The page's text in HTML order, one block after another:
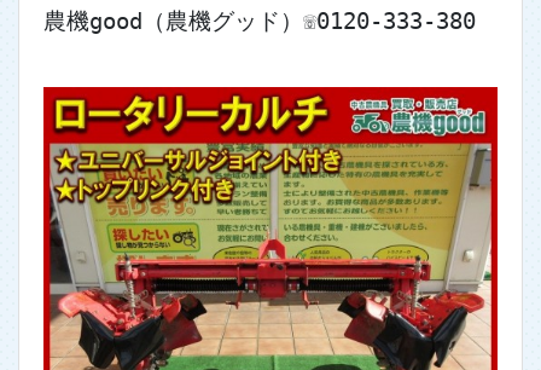
農機good（農機グッド）☏0120-333-380